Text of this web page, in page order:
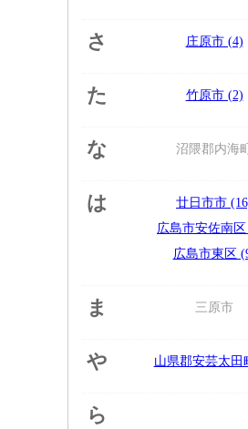
さ 庄原市 (4)
た 竹原市 (2)
な 沼隈郡内海町
は 廿日市市
広島市安佐南区
広島市東区
ま 三原市
や 山県郡安芸太田
ら